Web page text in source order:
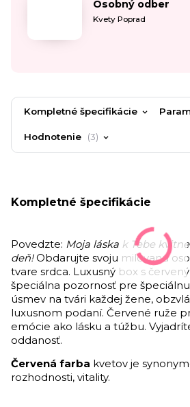
Osobný odber
Kvety Poprad
Kompletné špecifikácie
Hodnotenie 3
Kompletné špecifikácie
Povedzte: Moja láska k Tebe
deň!Obdarujte svoju milovanú
tvare srdca. Luxusný box s
špeciálna pozornosť pre
úsmev na tvári každej žene,
luxusnom podaní. Červené ruže
emócie ako lásku a túžbu.
oddanosť.
Červená farba kvetov je
rozhodnosti, vitality.